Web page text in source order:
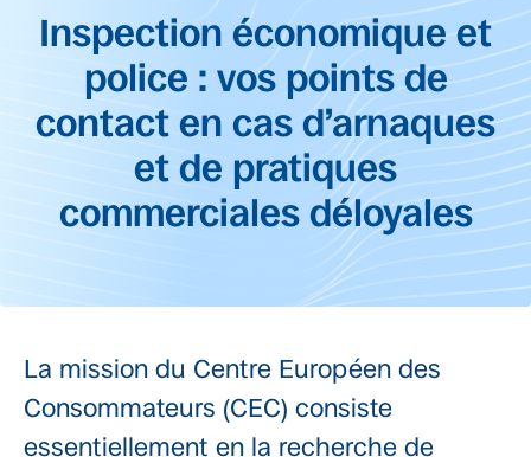
Inspection économique et
police : vos points de
contact en cas d’arnaques
et de pratiques
commerciales déloyales
La mission du Centre Européen des
Consommateurs (CEC) consiste
essentiellement en la recherche de